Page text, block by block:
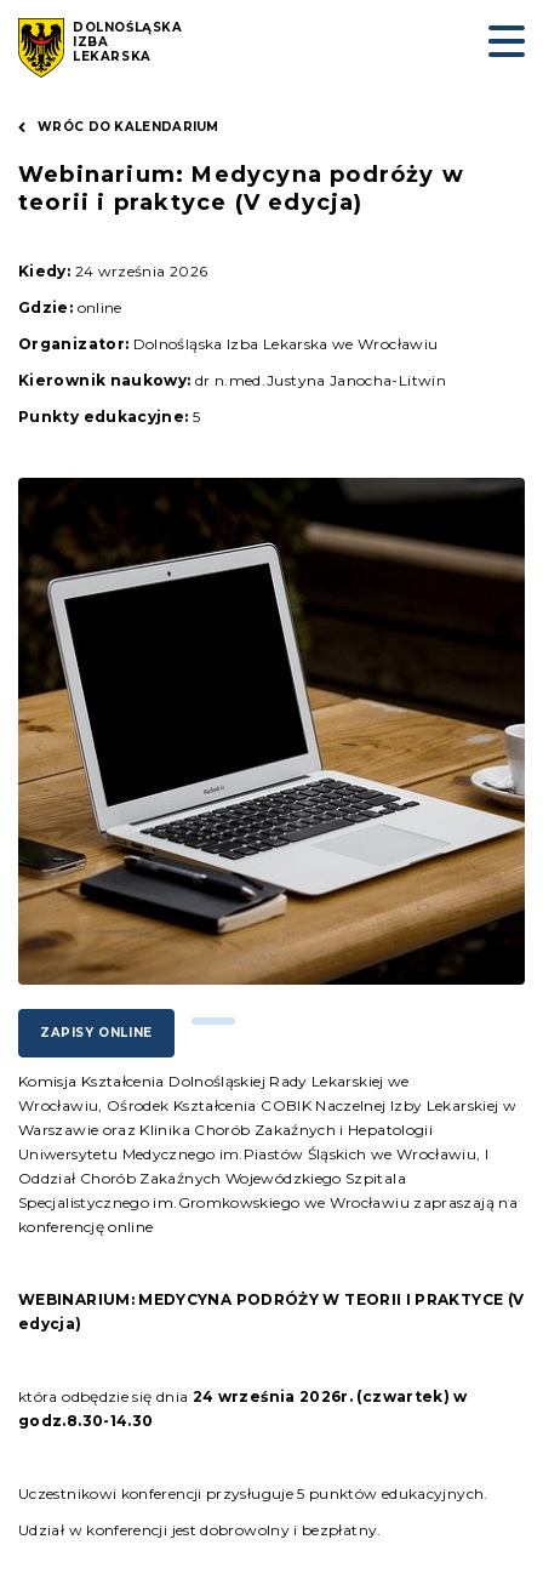
DOLNOŚLĄSKA
IZBA
LEKARSKA
WRÓC DO KALENDARIUM
Webinarium: Medycyna podróży w
teorii i praktyce (V edycja)
Kiedy: 24 września 2026
Gdzie: online
Organizator: Dolnośląska Izba Lekarska we Wrocławiu
Kierownik naukowy: dr n.med.Justyna Janocha-Litwin
Punkty edukacyjne: 5
ZAPISY ONLINE
Komisja Kształcenia Dolnośląskiej Rady Lekarskiej we
Wrocławiu, Ośrodek Kształcenia COBIK Naczelnej Izby Lekarskiej w
Warszawie oraz Klinika Chorób Zakaźnych i Hepatologii
Uniwersytetu Medycznego im.Piastów Śląskich we Wrocławiu, I
Oddział Chorób Zakaźnych Wojewódzkiego Szpitala
Specjalistycznego im.Gromkowskiego we Wrocławiu zapraszają na
konferencję online
WEBINARIUM: MEDYCYNA PODRÓŻY W TEORII I PRAKTYCE (V
edycja)
która odbędzie się dnia 24 września 2026r. (czwartek) w
godz.8.30-14.30
Uczestnikowi konferencji przysługuje 5 punktów edukacyjnych.
Udział w konferencji jest dobrowolny i bezpłatny.